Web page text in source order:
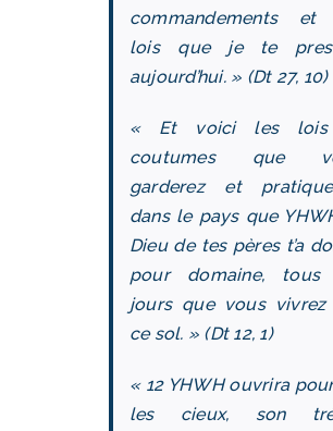
commandements et
lois que je te
aujourd’hui. » (Dt 27, 10)
« Et voici les
coutumes que
garderez et
dans le pays que
Dieu de tes pères t’a
pour domaine, tous
jours que vous vivrez
ce sol. » (Dt 12, 1)
« 12 YHWH ouvrira
les cieux, son